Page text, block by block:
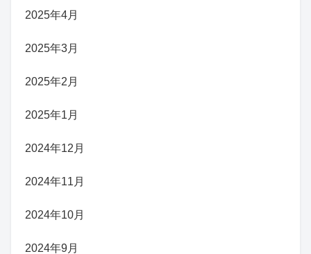
2025年4月
2025年3月
2025年2月
2025年1月
2024年12月
2024年11月
2024年10月
2024年9月